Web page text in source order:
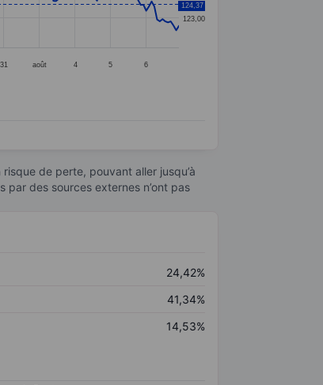
31 août 4 5 6
123,00
124,37
de perte, pouvant aller jusqu’à
des sources externes n’ont pas
24,42%
41,34%
14,53%